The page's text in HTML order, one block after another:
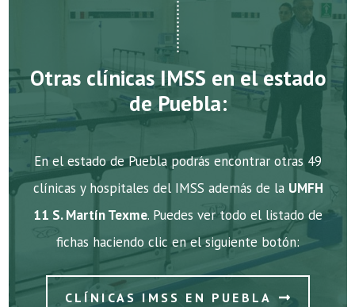
Otras clínicas IMSS en el estado
de Puebla:
En el estado de Puebla podrás encontrar otras 49
clínicas y hospitales del IMSS además de la UMFH
11 S. Martín Texme. Puedes ver todo el listado de
fichas haciendo clic en el siguiente botón:
CLÍNICAS IMSS EN PUEBLA